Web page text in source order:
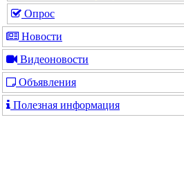
Опрос
Новости
Видеоновости
Объявления
Полезная информация